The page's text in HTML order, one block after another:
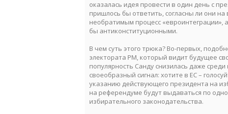
оказалась идея провести в один день с
пришлось бы ответить, согласны ли они
необратимым процесс
бы антиконституционными.
В чем суть этого трюка? Во-первых,
электората РМ, который видит будущее
популярность Санду снизилась даже
своеобразный сигнал: хотите в ЕС –
указанию действующего президента на
на референдуме будут выдаваться по
избирательного законодательства.